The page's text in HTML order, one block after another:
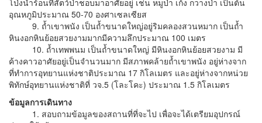
อุณหภูมิประมาณ 50-70 องศาเซลเซียส
9. ถ้ำเขาพนัง เป็นถ้ำขนาดใหญ่อยู่ริมคลองสวนหมาก เป็นถ้ำ
หินงอกหินย้อยสวยงามมากมีความลึกประมาณ 100 เมตร
10. ถ้ำเทพพนม เป็นถ้ำขนาดใหญ่ มีหินงอกหินย้อยสวยงาม มี
ค้างคาวอาศัยอยู่เป็นจำนวนมาก มีสภาพคล้ายถ้ำเขาพนัง อยู่ห่างจาก
ที่ทำการอุทยานแห่งชาติประมาณ 17 กิโลเมตร และอยู่ห่างจากหน่วย
พิทักษ์อุทยานแห่งชาติที่ วจ.5 (โละโคะ) ประมาณ 1.5 กิโลเมตร
ข้อมูลการเดินทาง
1. สอบถามข้อมูลของสถานที่ที่จะไป เพื่อจะได้เตรียมอุปกรณ์